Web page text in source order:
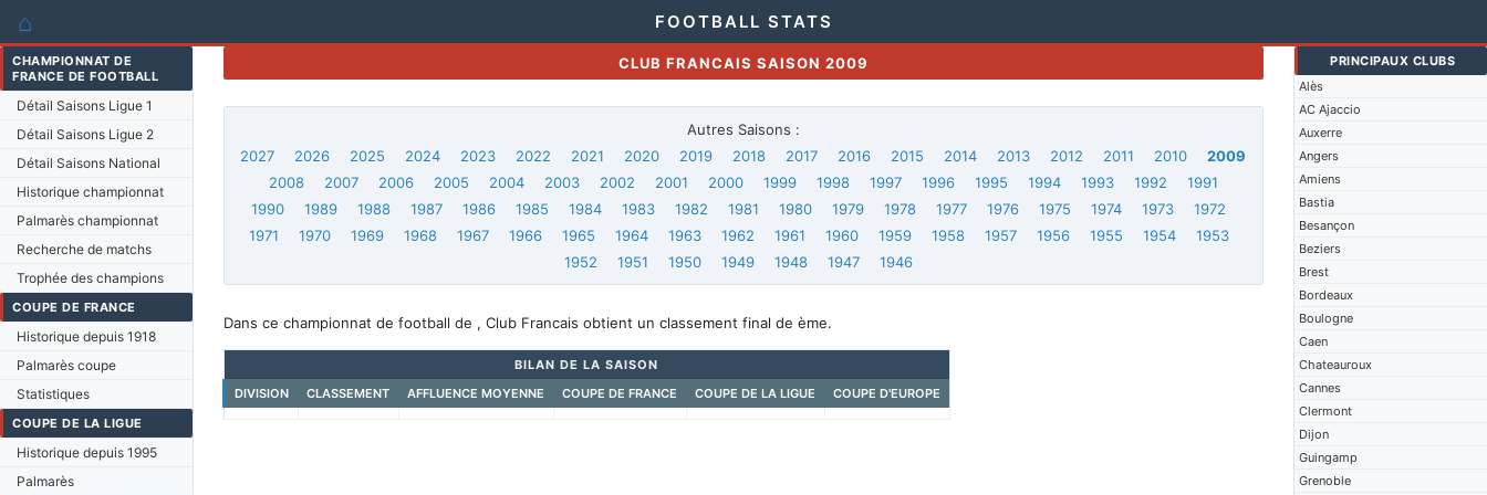
⌂ FOOTBALL STATS
CHAMPIONNAT DE
FRANCE DE FOOTBALL
Détail Saisons Ligue 1
Détail Saisons Ligue 2
Détail Saisons National
Historique championnat
Palmarès championnat
Recherche de matchs
Trophée des champions
COUPE DE FRANCE
Historique depuis 1918
Palmarès coupe
Statistiques
COUPE DE LA LIGUE
Historique depuis 1995
Palmarès
PRINCIPAUX CLUBS
Alès
AC Ajaccio
Auxerre
Angers
Amiens
Bastia
Besançon
Beziers
Brest
Bordeaux
Boulogne
Caen
Chateauroux
Cannes
Clermont
Dijon
Guingamp
Grenoble
CLUB FRANCAIS SAISON 2009
Autres Saisons :
2027
2026 2025 2024 2023 2022 2021 2020 2019 2018 2017 2016 2015 2014 2013 2012 2011 2010
2009
2008
2007 2006 2005 2004 2003 2002 2001 2000 1999 1998 1997 1996 1995 1994 1993 1992
1991
1990
1989 1988 1987 1986 1985 1984 1983 1982 1981 1980 1979 1978 1977 1976 1975 1974 1973
1972
1971
1970 1969 1968 1967 1966 1965 1964 1963 1962 1961 1960 1959 1958 1957 1956 1955 1954
1953
1952
1951 1950 1949 1948 1947 1946
Dans ce championnat de football de , Club Francais obtient un classement final de ème.
BILAN DE LA SAISON
DIVISION
CLASSEMENT AFFLUENCE MOYENNE COUPE DE FRANCE COUPE DE LA LIGUE COUPE D'EUROPE